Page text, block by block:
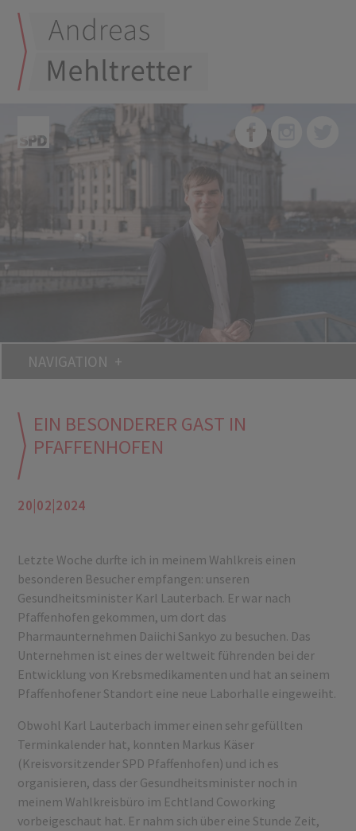
NAVIGATION
EIN BESONDERER GAST IN
PFAFFENHOFEN
20|02|2024
Letzte Woche durfte ich in meinem Wahlkreis einen
besonderen Besucher empfangen: unseren
Gesundheitsminister Karl Lauterbach. Er war nach
Pfaffenhofen gekommen, um dort das
Pharmaunternehmen Daiichi Sankyo zu besuchen. Das
Unternehmen ist eines der weltweit führenden bei der
Entwicklung von Krebsmedikamenten und hat an seinem
Pfaffenhofener Standort eine neue Laborhalle eingeweiht.
Obwohl Karl Lauterbach immer einen sehr gefüllten
Terminkalender hat, konnten Markus Käser
(Kreisvorsitzender SPD Pfaffenhofen) und ich es
organisieren, dass der Gesundheitsminister noch in
meinem Wahlkreisbüro im Echtland Coworking
vorbeigeschaut hat. Er nahm sich über eine Stunde Zeit,